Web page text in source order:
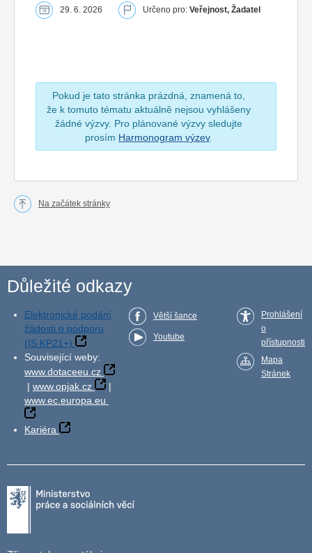
29. 6. 2026 Určeno pro: Veřejnost, Žadatel
Pokud je tato stránka prázdná, znamená to,
že k tomuto tématu aktuálně nejsou vyhlášeny
žádné výzvy. Pro plánované výzvy sledujte
prosím Harmonogram výzev.
Na začátek stránky
Důležité odkazy
Elektronické podání
žádosti o podporu
(IS KP21+)
Související weby:
www.dotaceeu.cz
| www.opjak.cz
|
www.ec.europa.eu
Kariéra
Větší šance
Youtube
Prohlášení
o
přístupnosti
Mapa
Stránek